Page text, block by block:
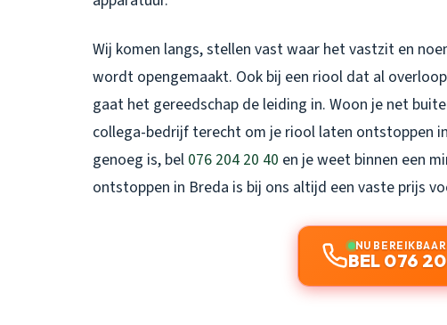
Wij komen langs, stellen vast waar het vastzit en
wordt opengemaakt. Ook bij een riool dat al
gaat het gereedschap de leiding in. Woon je net
collega-bedrijf terecht om je riool laten ontstoppen
genoeg is, bel 076 204 20 40 en je weet binnen een
ontstoppen in Breda is bij ons altijd een vaste prijs
NU BEREIKBAAR
BEL 076